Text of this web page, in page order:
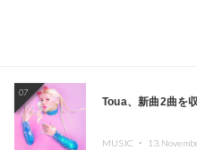
07
Toua、新曲2曲を
MUSIC ・